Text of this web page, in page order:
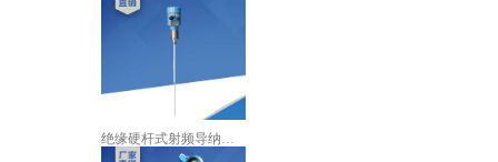
绝缘硬杆式射频导纳物位计